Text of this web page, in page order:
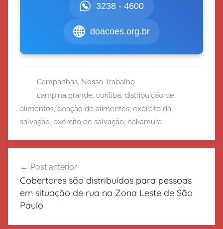
3238 - 4600
doacoes.org.br
Campanhas Nosso Trabalho
campina grande curitiba distribuição de
alimentos doação de alimentos exército da
salvação exército de salvação nakamura
de
Post
Post anterior
Cobertores são distribuídos para pessoas
em situação de rua na Zona Leste de São
Paulo